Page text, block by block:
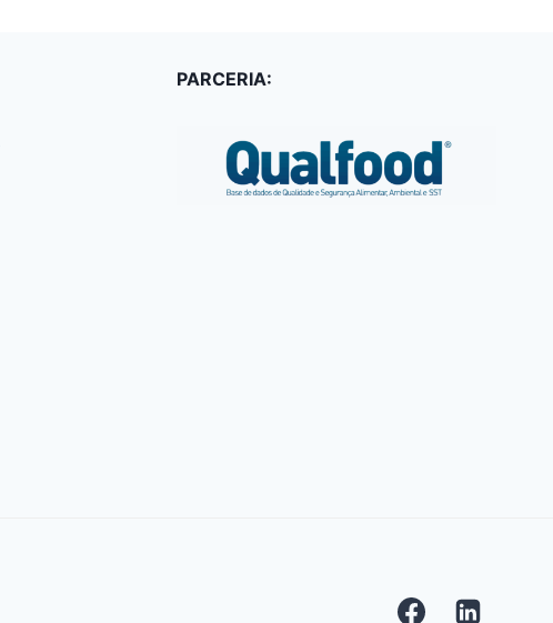
PARCERIA: